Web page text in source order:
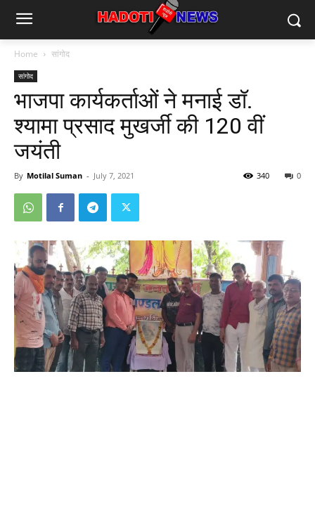
Home सांगोद
सांगोद
भाजपा कार्यकर्ताओं ने मनाई डॉ.
श्यामा प्रसाद मुखर्जी की 120 वीं
जयंती
By Motilal Suman - July 7, 2021 0
340